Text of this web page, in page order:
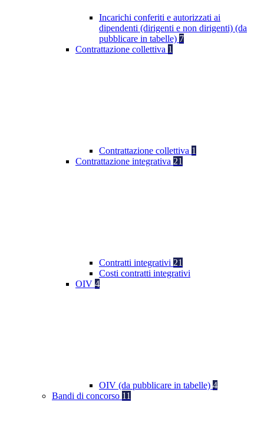
Incarichi conferiti e autorizzati ai
dipendenti (dirigenti e non dirigenti) (da
pubblicare in tabelle) 7
Contrattazione collettiva 1
Contrattazione collettiva 1
Contrattazione integrativa 21
Contratti integrativi 21
Costi contratti integrativi
OIV 4
OIV (da pubblicare in tabelle) 4
Bandi di concorso 11